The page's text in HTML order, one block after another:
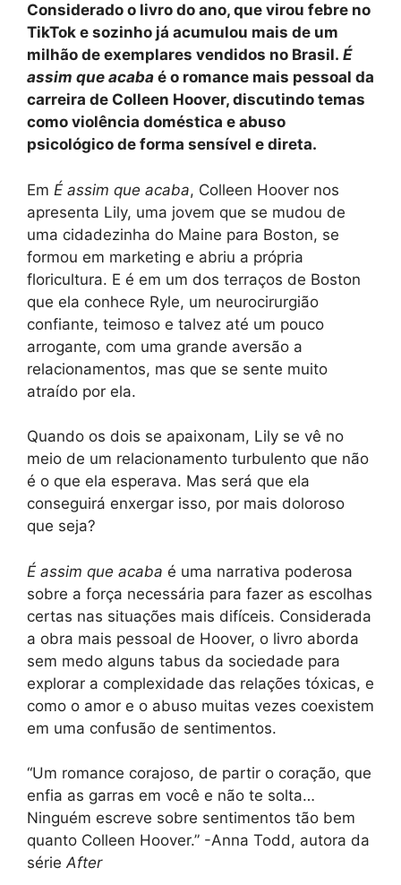
Considerado o livro do ano, que virou febre no
TikTok e sozinho já acumulou mais de um
milhão de exemplares vendidos no Brasil. É
assim que acaba é o romance mais pessoal da
carreira de Colleen Hoover, discutindo temas
como violência doméstica e abuso
psicológico de forma sensível e direta.
Em É assim que acaba, Colleen Hoover nos
apresenta Lily, uma jovem que se mudou de
uma cidadezinha do Maine para Boston, se
formou em marketing e abriu a própria
floricultura. E é em um dos terraços de Boston
que ela conhece Ryle, um neurocirurgião
confiante, teimoso e talvez até um pouco
arrogante, com uma grande aversão a
relacionamentos, mas que se sente muito
atraído por ela.
Quando os dois se apaixonam, Lily se vê no
meio de um relacionamento turbulento que não
é o que ela esperava. Mas será que ela
conseguirá enxergar isso, por mais doloroso
que seja?
É assim que acaba é uma narrativa poderosa
sobre a força necessária para fazer as escolhas
certas nas situações mais difíceis. Considerada
a obra mais pessoal de Hoover, o livro aborda
sem medo alguns tabus da sociedade para
explorar a complexidade das relações tóxicas, e
como o amor e o abuso muitas vezes coexistem
em uma confusão de sentimentos.
“Um romance corajoso, de partir o coração, que
enfia as garras em você e não te solta…
Ninguém escreve sobre sentimentos tão bem
quanto Colleen Hoover.” -Anna Todd, autora da
sérieAfter